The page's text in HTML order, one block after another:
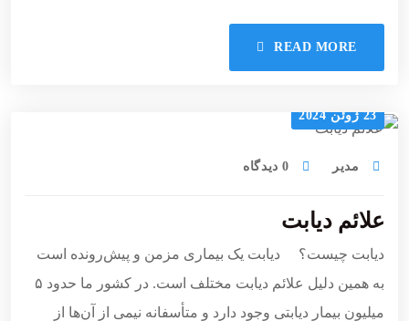
READ MORE
23 ژوئن 2024
مدیر 0 دیدگاه
علائم دیابت
دیابت چیست؟ دیابت یک بیماری مزمن و پیش‌رونده است
به همین دلیل علائم دیابت مختلف است. در کشور ما حدود ۵
میلیون بیمار دیابتی وجود دارد و متأسفانه نیمی از آن‌ها از